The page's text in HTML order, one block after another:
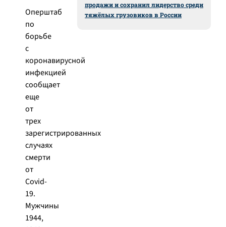
Оперштаб
по
борьбе
с
коронавирусной
инфекцией
сообщает
еще
от
трех
зарегистрированных
случаях
смерти
от
Covid-
19.
Мужчины
1944,
продажи и сохранил лидерство среди
тяжёлых грузовиков в России